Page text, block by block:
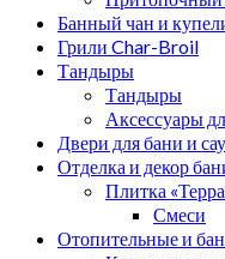
Банный чан и
Грили Char-Broil
Тандыры
Тандыры
Аксессуары
Двери для бани и
Отделка и декор
Плитка
Смеси
Отопительные и